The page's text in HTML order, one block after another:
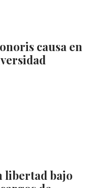
causa en
libertad bajo